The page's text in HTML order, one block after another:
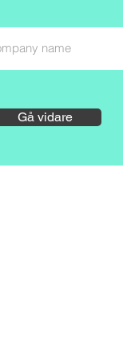
Gå vidare